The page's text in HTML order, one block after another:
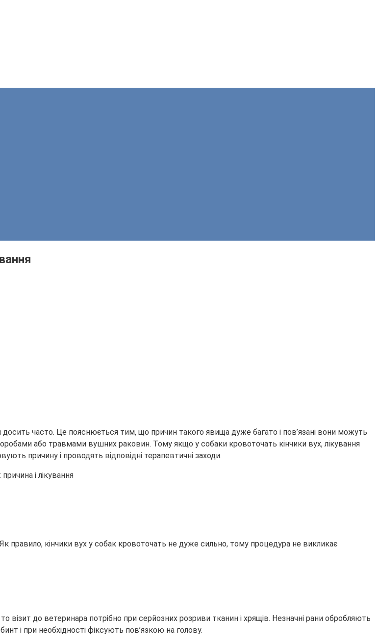
часто. Це пояснюється тим, що причин такого явища дуже багато і пов’язані вони можуть
або травмами вушних раковин. Тому якщо у собаки кровоточать кінчики вух, лікування
причину і проводять відповідні терапевтичні заходи.
кінчики вух у собак кровоточать не дуже сильно, тому процедура не викликає
до ветеринара потрібно при серйозних розриви тканин і хрящів. Незначні рани обробляють
і при необхідності фіксують пов’язкою на голову.